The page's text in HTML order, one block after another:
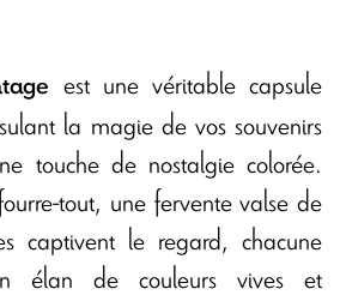
est une véritable capsule
la magie de vos souvenirs
touche de nostalgie colorée.
tout, une fervente valse de
captivent le regard, chacune
élan de couleurs vives et